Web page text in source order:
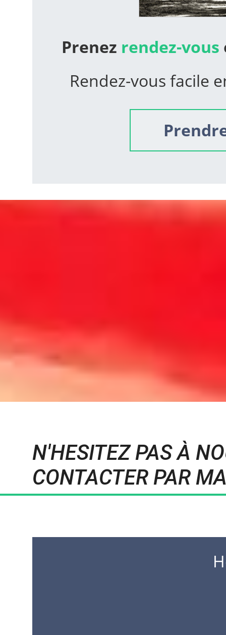
Prenez rendez-vous
Rendez-vous facile
N'HESITEZ PAS À
CONTACTER PAR